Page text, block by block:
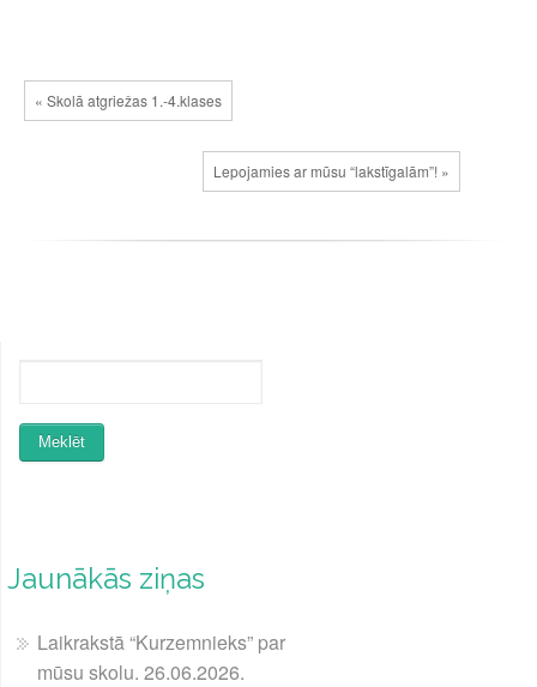
« Skolā atgriežas 1.-4.klases
Lepojamies ar mūsu “lakstīgalām”! »
Jaunākās ziņas
Laikrakstā “Kurzemnieks” par
mūsu skolu. 26.06.2026.